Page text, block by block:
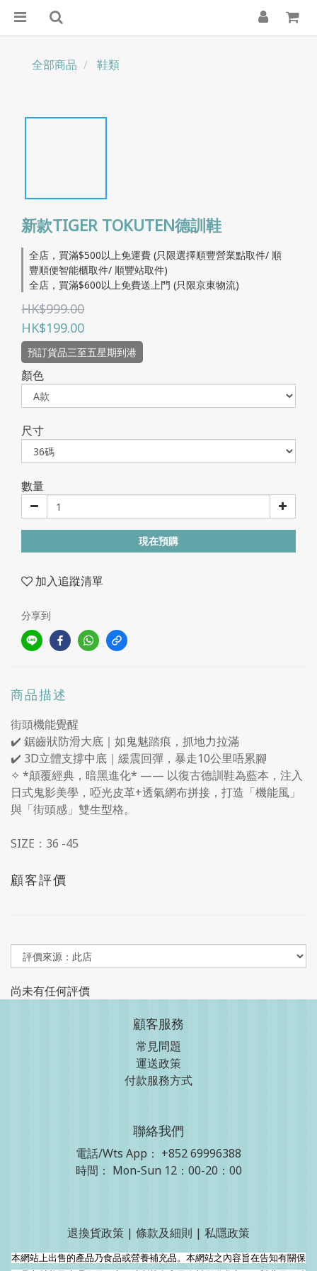
全部商品 鞋類
新款TIGER TOKUTEN德訓鞋
全店，買滿$500以上免運費 (只限選擇順豐營業點取件/ 順
豐順便智能櫃取件/ 順豐站取件)
全店，買滿$600以上免費送上門 (只限京東物流)
HK$999.00
HK$199.00
預訂貨品三至五星期到港
顏色
尺寸
數量
現在預購
加入追蹤清單
分享到
商品描述
街頭機能覺醒
✔️ 鋸齒狀防滑大底｜如鬼魅踏痕，抓地力拉滿
✔️ 3D立體支撐中底｜緩震回彈，暴走10公里唔累腳
✧ *顛覆經典，暗黑進化* —— 以復古德訓鞋為藍本，注入
日式鬼影美學，啞光皮革+透氣網布拼接，打造「機能風」
與「街頭感」雙生型格。
SIZE：36 -45
顧客評價
尚未有任何評價
顧客服務
常見問題
運送政策
付款服務方式
聯絡我們
電話/Wts App： +852 69996388
時間： Mon-Sun 12：00-20：00
退換貨政策 | 條款及細則 | 私隱政策
本網站上出售的產品乃食品或營養補充品。本網站之內容旨在告知有關保